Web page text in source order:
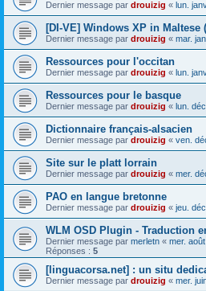
Dernier message par drouizig « lun.
[DI-VE] Windows XP in Maltese
Dernier message par drouizig « mar.
Ressources pour l'occitan
Dernier message par drouizig « lun.
Ressources pour le basque
Dernier message par drouizig « lun.
Dictionnaire français-alsacien
Dernier message par drouizig « ven.
Site sur le platt lorrain
Dernier message par drouizig « mer.
PAO en langue bretonne
Dernier message par drouizig « jeu.
WLM OSD Plugin - Traduction
Dernier message par merletn « mer.
Réponses : 5
[linguacorsa.net] : un situ
Dernier message par drouizig « mer.